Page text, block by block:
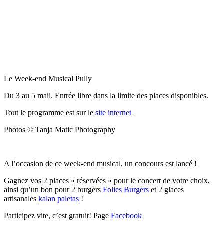
Le Week-end Musical Pully
Du 3 au 5 mail. Entrée libre dans la limite des places disponibles.
Tout le programme est sur le site internet
Photos © Tanja Matic Photography
A l’occasion de ce week-end musical, un concours est lancé !
Gagnez vos 2 places « réservées » pour le concert de votre choix,
ainsi qu’un bon pour 2 burgers Folies Burgers et 2 glaces
artisanales kalan paletas !
Participez vite, c’est gratuit! Page Facebook